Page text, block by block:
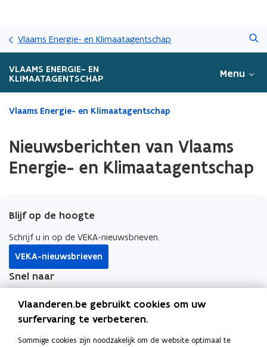
en
naar
Vlaams Energie- en Klimaatagentschap
VLAAMS ENERGIE- EN
KLIMAATAGENTSCHAP
Menu
Gedaan
bevindt
zich
van
Vlaams
Energie-
Klimaatagentschap
Vlaams Energie- en Klimaatagentschap
Nieuwsberichten van Vlaams
Energie- en Klimaatagentschap
Blijf op de hoogte
Schrijf u in op de VEKA-nieuwsbrieven.
VEKA-nieuwsbrieven
Snel naar
EPB-pedia voor professionelen
EPC-pedia voor professionelen
Info op Vlaanderen.be over
Vlaanderen.be gebruikt cookies om uw
surfervaring te verbeteren.
Sommige cookies zijn noodzakelijk om de website optimaal te